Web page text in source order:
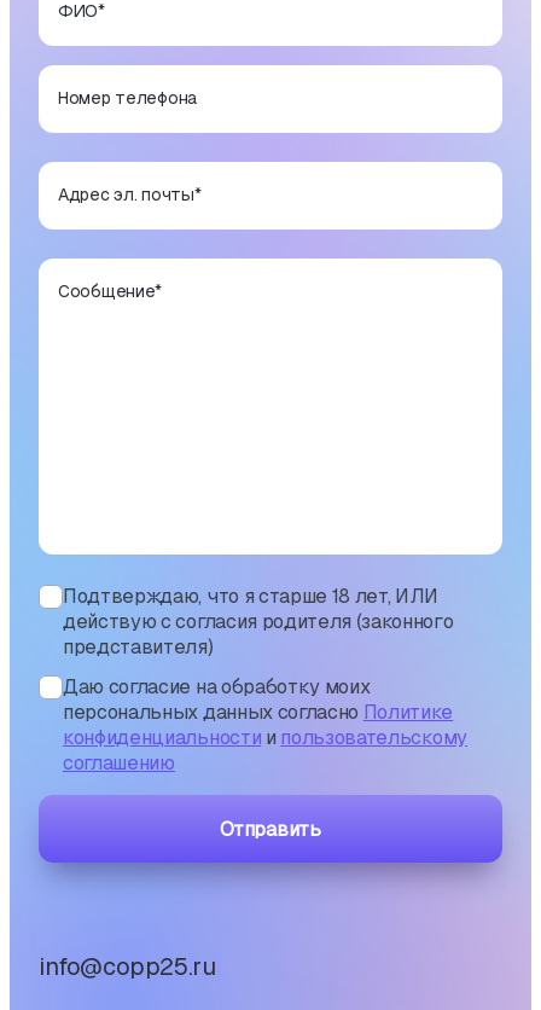
info@copp25.ru
ФИО*
Номер телефона
Адрес эл. почты*
Сообщение*
Подтверждаю, что я старше 18 лет, ИЛИ
действую с согласия родителя (законного
представителя)
Даю согласие на обработку моих
персональных данных согласно Политике
конфиденциальности и пользовательскому
соглашению
Отправить